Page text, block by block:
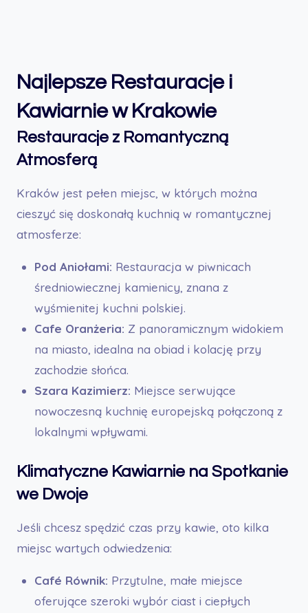
Najlepsze Restauracje i
Kawiarnie w Krakowie
Restauracje z Romantyczną
Atmosferą
Kraków jest pełen miejsc, w których można
cieszyć się doskonałą kuchnią w romantycznej
atmosferze:
Pod Aniołami: Restauracja w piwnicach
średniowiecznej kamienicy, znana z
wyśmienitej kuchni polskiej.
Cafe Oranżeria: Z panoramicznym widokiem
na miasto, idealna na obiad i kolację przy
zachodzie słońca.
Szara Kazimierz: Miejsce serwujące
nowoczesną kuchnię europejską połączoną z
lokalnymi wpływami.
Klimatyczne Kawiarnie na Spotkanie
we Dwoje
Jeśli chcesz spędzić czas przy kawie, oto kilka
miejsc wartych odwiedzenia:
Café Równik: Przytulne, małe miejsce
oferujące szeroki wybór ciast i ciepłych